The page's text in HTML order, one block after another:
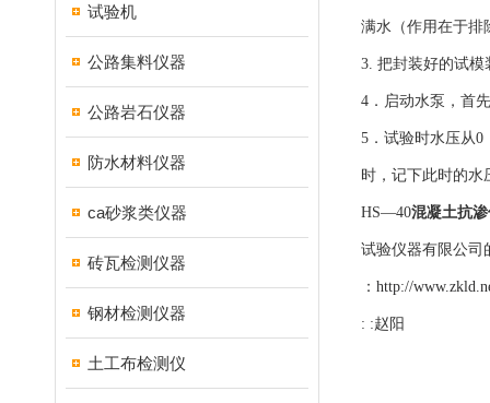
试验机
公路集料仪器
公路岩石仪器
防水材料仪器
ca砂浆类仪器
砖瓦检测仪器
钢材检测仪器
土工布检测仪
满水（作用在于排
3. 把封装好的试模
4．启动水泵，首
5．试验时水压从0
时，记下此时的水
HS—40混凝土抗
试验仪器有限公司
： http://
: :赵阳